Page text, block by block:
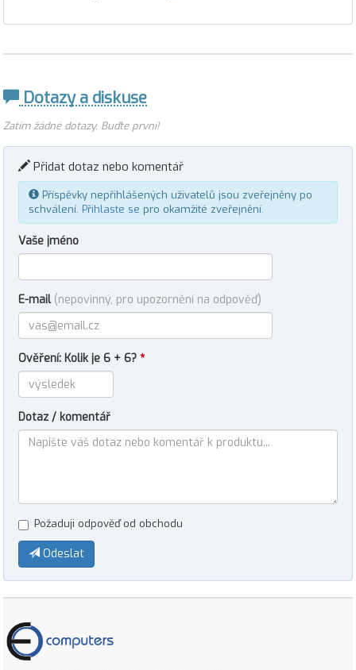
Dotazy a diskuse
Zatím žádné dotazy. Buďte první!
Přidat dotaz nebo komentář
Příspěvky nepřihlášených uživatelů jsou zveřejněny po
schválení. Přihlaste se pro okamžité zveřejnění.
Vaše jméno
E-mail (nepovinný, pro upozornění na odpověď)
Ověření: Kolik je 6 + 6? *
Dotaz / komentář
Požaduji odpověď od obchodu
Odeslat